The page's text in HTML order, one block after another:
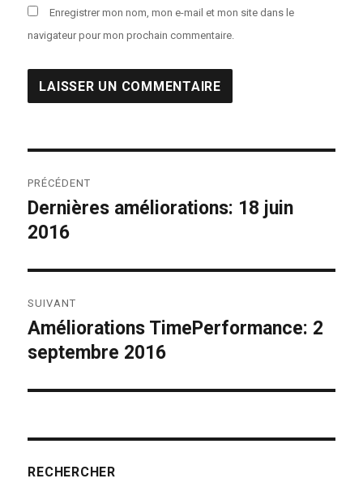
Enregistrer mon nom, mon e-mail et mon site dans le
navigateur pour mon prochain commentaire.
de
l’article
PRÉCÉDENT
Publication
précédente :
Dernières améliorations: 18 juin
2016
SUIVANT
Publication
suivante :
Améliorations TimePerformance: 2
septembre 2016
RECHERCHER